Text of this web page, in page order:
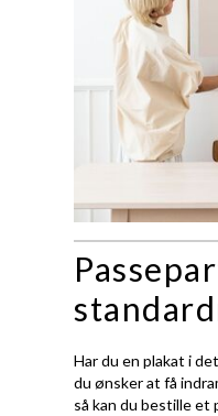
Har du en plakat i
du ønsker at få
så kan du bestille et